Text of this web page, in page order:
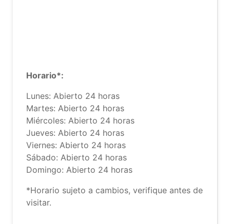
Horario*:
Lunes: Abierto 24 horas
Martes: Abierto 24 horas
Miércoles: Abierto 24 horas
Jueves: Abierto 24 horas
Viernes: Abierto 24 horas
Sábado: Abierto 24 horas
Domingo: Abierto 24 horas
*Horario sujeto a cambios, verifique antes de
visitar.